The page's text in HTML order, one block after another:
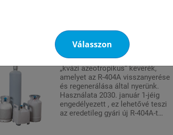
Válasszon
R-404AT (regenerált)
Az R 404AT egy olyan HFC típusú
„kvázi azeotropikus” keverék,
amelyet az R-404A visszanyerése
és regenerálása által nyerünk.
Használata 2030. január 1-jéig
engedélyezett , ez lehetővé teszi
az eredetileg gyári új R-404A-t